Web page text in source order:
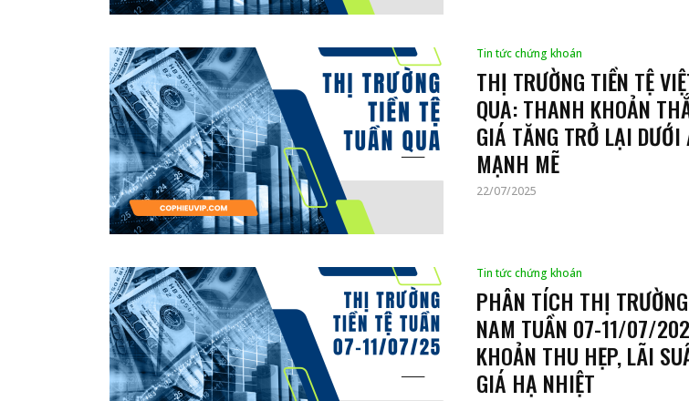
Tin tức chứng khoán
THỊ TRƯỜNG TIỀN TỆ
QUA: THANH KHOẢN
GIÁ TĂNG TRỞ LẠI DƯỚI
MẠNH MẼ
22/07/2025
Tin tức chứng khoán
PHÂN TÍCH THỊ
NAM TUẦN 07-11/07/
KHOẢN THU HẸP, LÃI
GIÁ HẠ NHIỆT